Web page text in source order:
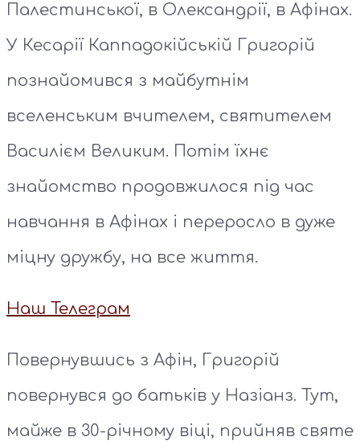
Палестинської, в Олександрії, в Афінах.
У Кесарії Каппадокійській Григорій
познайомився з майбутнім
вселенським вчителем, святителем
Василієм Великим. Потім їхнє
знайомство продовжилося під час
навчання в Афінах і переросло в дуже
міцну дружбу, на все життя.
Наш Телеграм
Повернувшись з Афін, Григорій
повернувся до батьків у Назіанз. Тут,
майже в 30-річному віці, прийняв святе